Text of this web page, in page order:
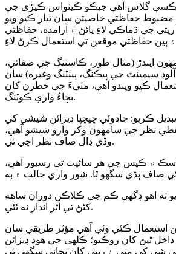
گلاس آهي جيڪو ڪينواس ڪپڙي جي
حفاظتي خاصيتن سان تيار ڪيو ويو
جي ڌماڪي لاءِ پائڻ ۾ آرامده، حفاظتي
ايندڙ (مثال طور، ڪاسٽنگ جي صفائي،
سيمينٽ جي پيڪنگ، پينٽنگ وغيره) سان
ڪيو ويندو آهي، مٽيءَ جي خطرن کان
بچاءُ واري ڪوٽنگ.
ڪريو: جادوئي چپچپا ڊيزائن شيشي کي
نظر جي سامهون وکر وارو شيشو آهي،
وڏي ڍال صاف نظر اچي ٿي.
ماسڪ ۾ ڪيس جي هر سائيٽ تي رسيور آهي،
ته اهو ڊگهي ڪم جي ڪلاڪن دوران ساهه
کڻڻ تي اثر انداز نه ٿئي.
استعمال ڪئي وئي آهي مؤثر طريقي سان
ٿيڻ کان روڪيو؛ ڪلهي جي هود ڊيزائن